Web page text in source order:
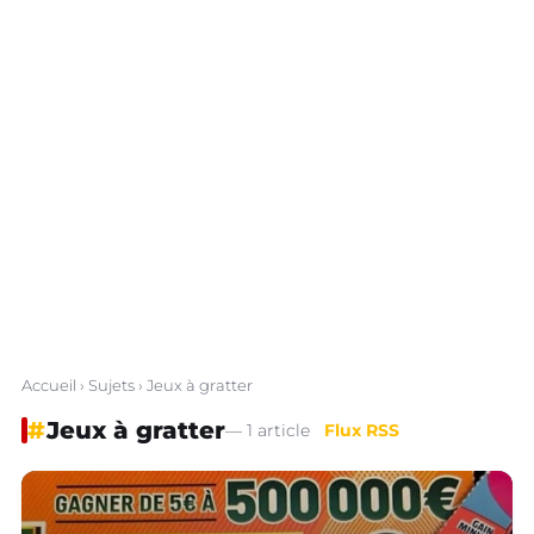
Accueil › Sujets› Jeux à gratter
#Jeux à gratter— 1 article Flux RSS